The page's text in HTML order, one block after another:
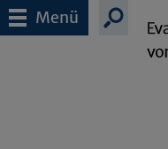
Menü